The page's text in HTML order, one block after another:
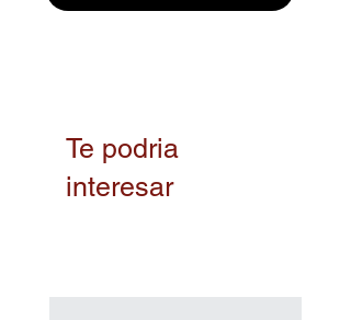
Te podria
interesar